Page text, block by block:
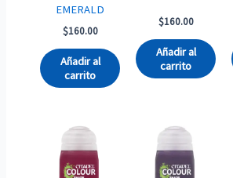
EMERALD
$160.00
Añadir al
carrito
$160.00
Añadir al
carrito